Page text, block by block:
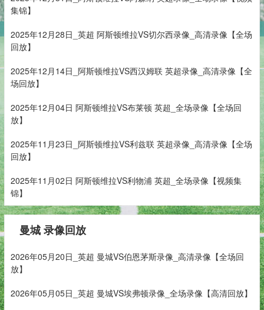
集锦】
2025年12月28日_英超 阿斯顿维拉VS切尔西录像_高清录像【全场
回放】
2025年12月14日_阿斯顿维拉VS西汉姆联 英超录像_高清录像【全
场回放】
2025年12月04日 阿斯顿维拉VS布莱顿 英超_全场录像【全场回
放】
2025年11月23日_阿斯顿维拉VS利兹联 英超录像_高清录像【全场
回放】
2025年11月02日 阿斯顿维拉VS利物浦 英超_全场录像【视频集
锦】
曼城 录像回放
2026年05月20日_英超 曼城VS伯恩茅斯录像_高清录像【全场回
放】
2026年05月05日_英超 曼城VS埃弗顿录像_全场录像【高清回放】